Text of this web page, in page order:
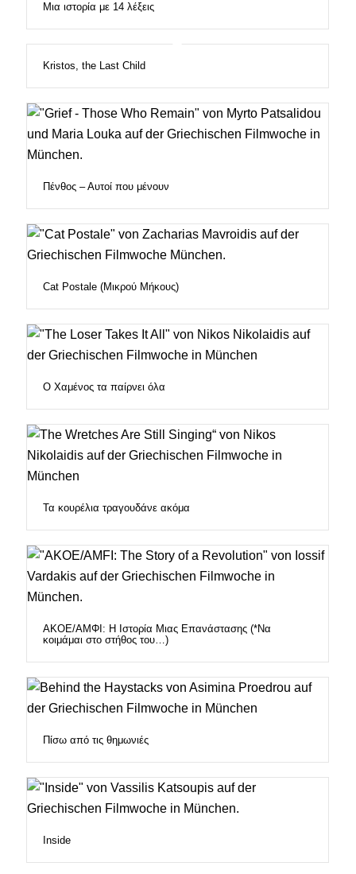
Μια ιστορία με 14 λέξεις
Kristos, the Last Child
Πένθος – Αυτοί που μένουν
Cat Postale (Μικρού Μήκους)
Ο Χαμένος τα παίρνει όλα
Τα κουρέλια τραγουδάνε ακόμα
ΑΚΟΕ/ΑΜΦΙ: Η Ιστορία Μιας Επανάστασης (*Να
κοιμάμαι στο στήθος του…)
Πίσω από τις θημωνιές
Inside